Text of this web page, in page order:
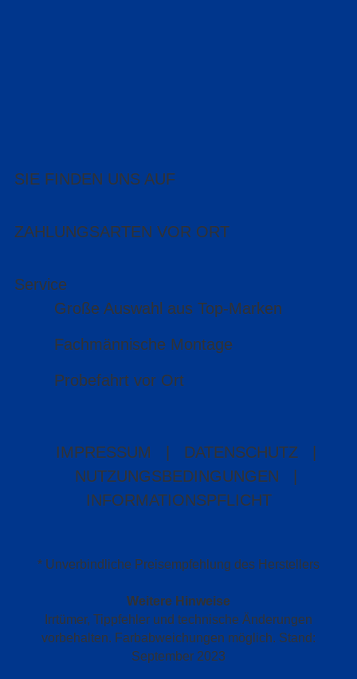
SIE FINDEN UNS AUF
ZAHLUNGSARTEN VOR ORT
Service
Große Auswahl aus Top-Marken
Fachmännische Montage
Probefahrt vor Ort
IMPRESSUM DATENSCHUTZ
NUTZUNGSBEDINGUNGEN
INFORMATIONSPFLICHT
* Unverbindliche Preisempfehlung des Herstellers
Weitere Hinweise
Irrtümer, Tippfehler und technische Änderungen
vorbehalten. Farbabweichungen möglich. Stand:
September 2023